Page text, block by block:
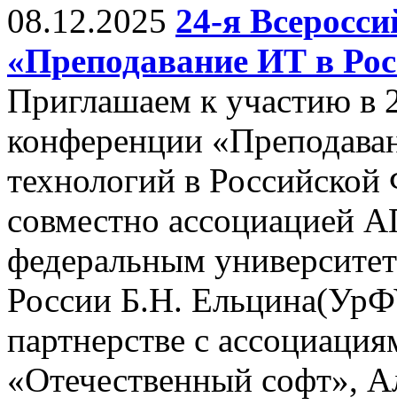
08.12.2025 24-я
«Преподавание ИТ в
Приглашаем к участию в
конференции
технологий в
совместно ассоциацией
федеральным
России Б.Н.
партнерстве с
«Отечественный софт»,